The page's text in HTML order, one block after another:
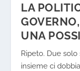
LA
UNA
Ripeto. Due
insieme ci